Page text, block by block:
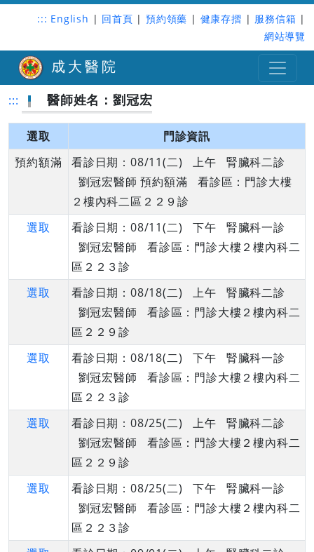
::: English | 回首頁 | 預約領藥 | 健康存摺 | 服務信箱 |
網站導覽
成大醫院
::: 醫師姓名：劉冠宏
選取
門診資訊
預約額滿
看診日期：08/11(二) 上午 腎臟科二診
劉冠宏醫師 預約額滿 看診區：門診大樓
２樓內科二區２２９診
選取
看診日期：08/11(二) 下午 腎臟科一診
劉冠宏醫師 看診區：門診大樓２樓內科二
區２２３診
選取
看診日期：08/18(二) 上午 腎臟科二診
劉冠宏醫師 看診區：門診大樓２樓內科二
區２２９診
選取
看診日期：08/18(二) 下午 腎臟科一診
劉冠宏醫師 看診區：門診大樓２樓內科二
區２２３診
選取
看診日期：08/25(二) 上午 腎臟科二診
劉冠宏醫師 看診區：門診大樓２樓內科二
區２２９診
選取
看診日期：08/25(二) 下午 腎臟科一診
劉冠宏醫師 看診區：門診大樓２樓內科二
區２２３診